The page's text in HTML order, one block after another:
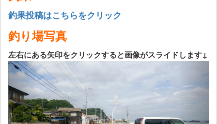
釣果投稿はこちらをクリック
釣り場写真
左右にある矢印をクリックすると画像がスライドします↓
Previous